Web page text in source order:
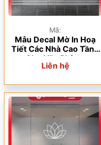
Mã:
Mẫu Decal Mờ In Hoạ
Tiết Các Nhà Cao Tầng
Cho Văn Phòng
Liên hệ